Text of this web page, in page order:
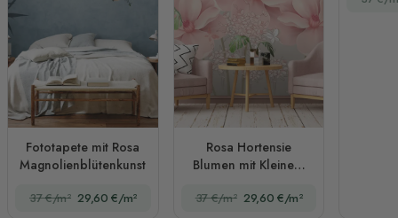
Fototapete mit Rosa
Magnolienblütenkunst
37 €/m² 29,60 €/m²
Rosa Hortensie
Blumen mit Kleinem
Fototapete
37 €/m² 29,60 €/m²